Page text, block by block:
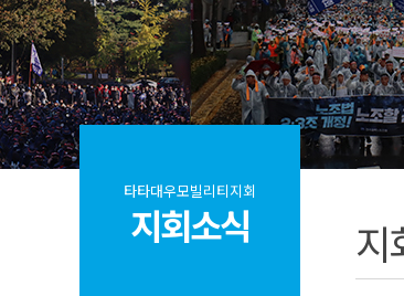
타타대우모빌리티지회
지회소식 지